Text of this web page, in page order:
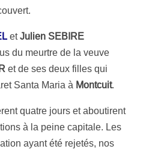
etJulien SEBIRE
du meurtre de la veuve
et de ses deux filles qui
Santa Maria à Montcuit.
quatre jours et aboutirent
à la peine capitale. Les
ayant été rejetés, nos